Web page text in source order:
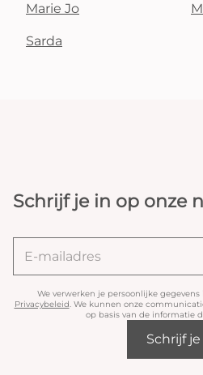
Marie Jo
Sarda
Schrijf je in op onze
We verwerken je persoonlijke
Privacybeleid. We kunnen onze
op basis van de informatie
Schrijf